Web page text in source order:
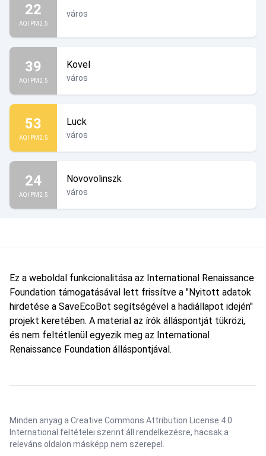
22
AQI PM2.5
város
39
AQI PM2.5
Kovel
város
53
AQI PM2.5
Luck
város
24
AQI PM2.5
Novovolinszk
város
Ez a weboldal funkcionalitása az International Renaissance
Foundation támogatásával lett frissítve a "Nyitott adatok
hirdetése a SaveEcoBot segítségével a hadiállapot idején"
projekt keretében. A material az írók álláspontját tükrözi,
és nem feltétlenül egyezik meg az International
Renaissance Foundation álláspontjával.
Minden anyag a Creative Commons Attribution License 4.0
International feltételei szerint áll rendelkezésre, hacsak a
releváns oldalon másképp nem szerepel.